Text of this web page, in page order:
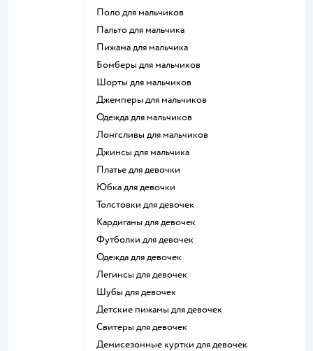
Поло для мальчиков
Пальто для мальчика
Пижама для мальчика
Бомберы для мальчиков
Шорты для мальчиков
Джемперы для мальчиков
Одежда для мальчиков
Лонгсливы для мальчиков
Джинсы для мальчика
Платье для девочки
Юбка для девочки
Толстовки для девочек
Кардиганы для девочек
Футболки для девочек
Одежда для девочек
Легинсы для девочек
Шубы для девочек
Детские пижамы для девочек
Свитеры для девочек
Демисезонные куртки для девочек